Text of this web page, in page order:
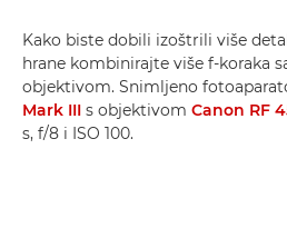
Kako biste dobili izoštrili više
hrane kombinirajte više f-koraka
objektivom. Snimljeno
Mark III s objektivom Canon RF
s, f/8 i ISO 100.